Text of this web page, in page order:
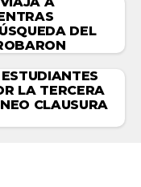
DEL
LA TERCERA
CLAUSURA